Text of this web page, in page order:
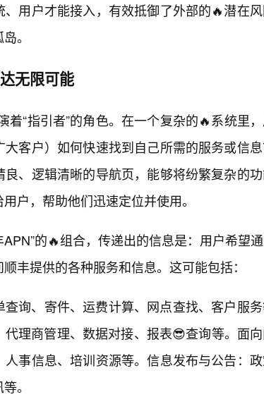
用户才能接入，有效抵御了外部的🔥潜在
。
无限可能
着“指引者”的角色。在一个复杂的🔥系统里
客户）如何快速找到自己所需的服务或信
、逻辑清晰的导航页，能够将纷繁复杂的
户，帮助他们迅速定位并使用。
的🔥组合，传递出的信息是：用户希望通
丰提供的各种服务和信息。这可能包括：
询、寄件、运费计算、网点查找、客户服
理商管理、数据对接、报表😎查询等。面
事信息、培训资源等。信息发布与公告：
。